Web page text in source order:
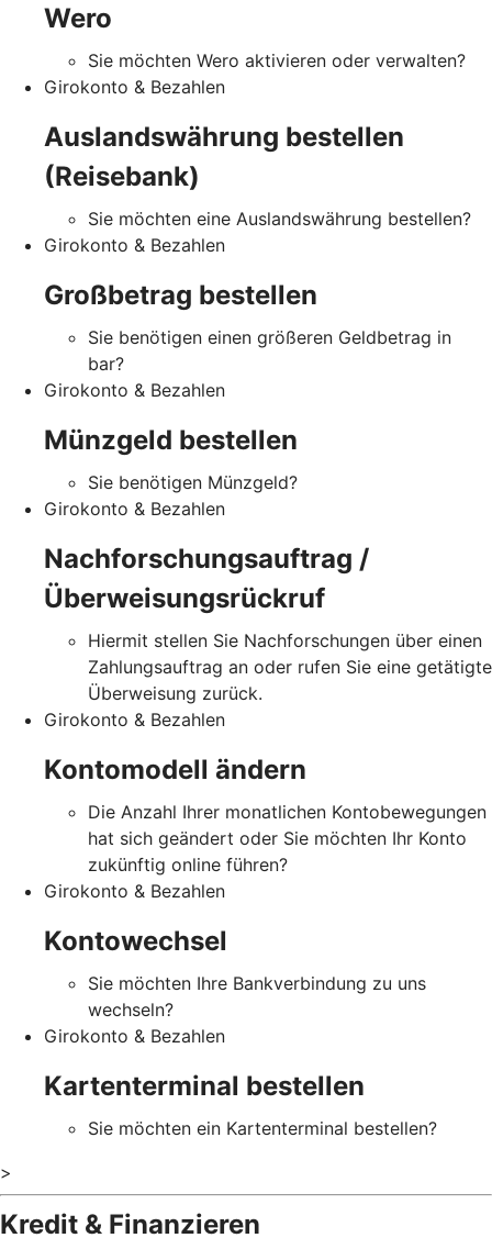
Wero
Sie möchten Wero aktivieren oder verwalten?
Girokonto & Bezahlen
Auslandswährung bestellen
(Reisebank)
Sie möchten eine Auslandswährung bestellen?
Girokonto & Bezahlen
Großbetrag bestellen
Sie benötigen einen größeren Geldbetrag in
bar?
Girokonto & Bezahlen
Münzgeld bestellen
Sie benötigen Münzgeld?
Girokonto & Bezahlen
Nachforschungsauftrag /
Überweisungsrückruf
Hiermit stellen Sie Nachforschungen über einen
Zahlungsauftrag an oder rufen Sie eine getätigte
Überweisung zurück.
Girokonto & Bezahlen
Kontomodell ändern
Die Anzahl Ihrer monatlichen Kontobewegungen
hat sich geändert oder Sie möchten Ihr Konto
zukünftig online führen?
Girokonto & Bezahlen
Kontowechsel
Sie möchten Ihre Bankverbindung zu uns
wechseln?
Girokonto & Bezahlen
Kartenterminal bestellen
Sie möchten ein Kartenterminal bestellen?
>
Kredit & Finanzieren